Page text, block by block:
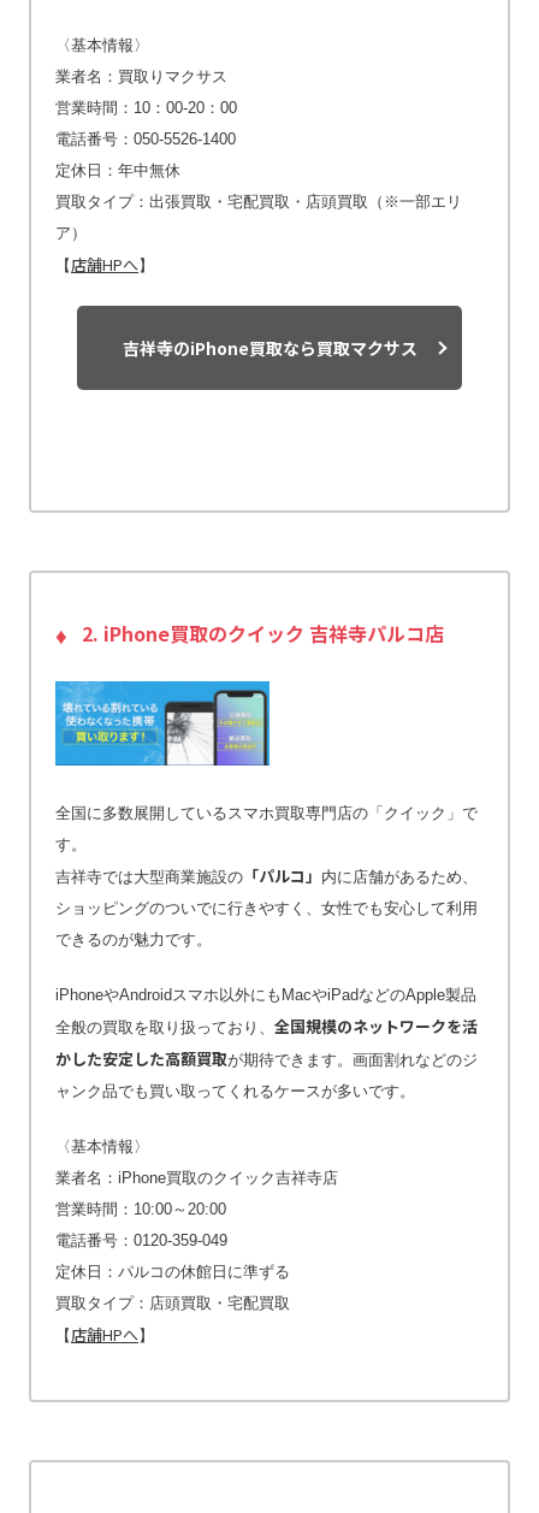
〈基本情報〉
業者名：買取りマクサス
営業時間：10：00-20：00
電話番号：050-5526-1400
定休日：年中無休
買取タイプ：出張買取・宅配買取・店頭買取（※一部エリ
ア）
【 店舗HPへ】
吉祥寺のiPhone買取なら買取マクサス
2. iPhone買取のクイック 吉祥寺パルコ店
全国に多数展開しているスマホ買取専門店の「クイック」で
す。
吉祥寺では大型商業施設の 「パルコ」 内に店舗があるため、
ショッピングのついでに行きやすく、女性でも安心して利用
できるのが魅力です。
iPhoneやAndroidスマホ以外にもMacやiPadなどのApple製品
全般の買取を取り扱っており、 全国規模のネットワークを活
かした安定した高額買取が期待できます。画面割れなどのジ
ャンク品でも買い取ってくれるケースが多いです。
〈基本情報〉
業者名：iPhone買取のクイック吉祥寺店
営業時間：10:00～20:00
電話番号：0120-359-049
定休日：パルコの休館日に準ずる
買取タイプ：店頭買取・宅配買取
【 店舗HPへ】